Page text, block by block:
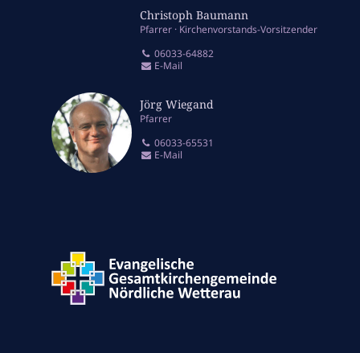
Christoph Baumann
Pfarrer Kirchenvorstands-Vorsitzender
06033-64882
E-Mail
Jörg Wiegand
Pfarrer
06033-65531
E-Mail